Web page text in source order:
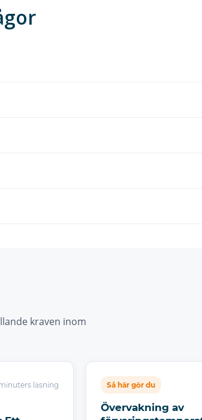
kraven inom
läsning Så här gör du
Övervakning av